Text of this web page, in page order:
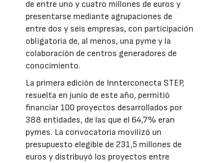
de entre uno y cuatro millones de euros y
presentarse mediante agrupaciones de
entre dos y seis empresas, con participación
obligatoria de, al menos, una pyme y la
colaboración de centros generadores de
conocimiento.
La primera edición de Innterconecta STEP,
resuelta en junio de este año, permitió
financiar 100 proyectos desarrollados por
388 entidades, de las que el 64,7% eran
pymes. La convocatoria movilizó un
presupuesto elegible de 231,5 millones de
euros y distribuyó los proyectos entre